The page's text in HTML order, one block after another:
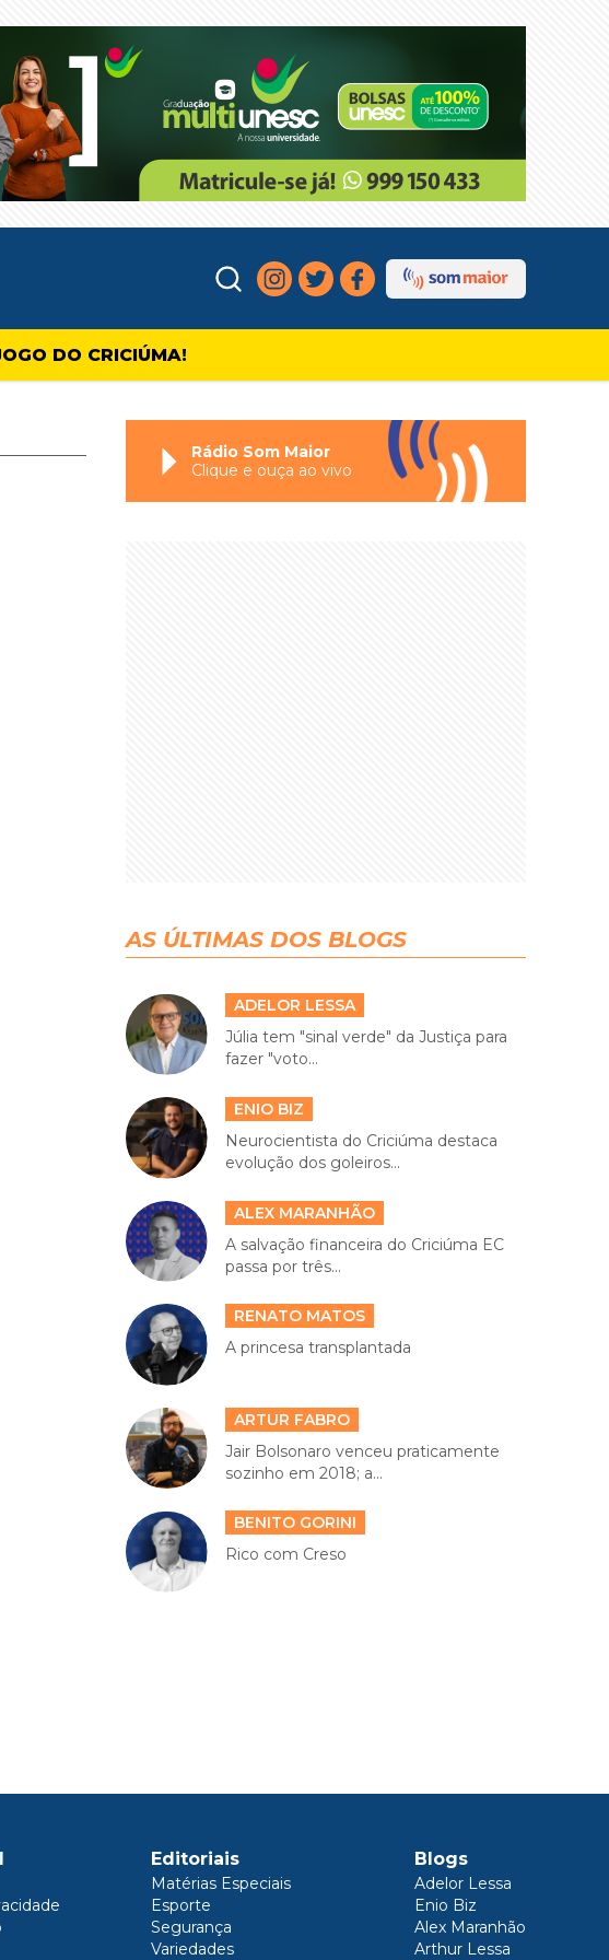
DO CRICIÚMA!
Rádio Som Maior
Clique e ouça ao vivo
AS ÚLTIMAS DOS BLOGS
ADELOR LESSA
Júlia tem "sinal verde" da Justiça para
fazer "voto...
ENIO BIZ
Neurocientista do Criciúma destaca
evolução dos goleiros...
ALEX MARANHÃO
A salvação financeira do Criciúma EC
passa por três...
RENATO MATOS
A princesa transplantada
ARTUR FABRO
Jair Bolsonaro venceu praticamente
sozinho em 2018; a...
BENITO GORINI
Rico com Creso
Editoriais
Matérias Especiais
Esporte
Segurança
Variedades
Blogs
Adelor Lessa
Enio Biz
Alex Maranhão
Arthur Lessa